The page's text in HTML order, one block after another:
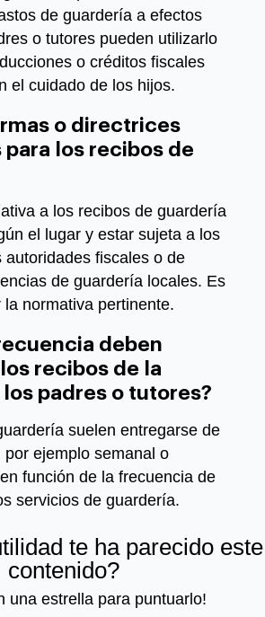
de guardería a efectos
o tutores pueden utilizarlo
o créditos fiscales
el cuidado de los hijos.
o directrices
los recibos de
a los recibos de guardería
el lugar y estar sujeta a los
autoridades fiscales o de
de guardería locales. Es
normativa pertinente.
deben
recibos de la
padres o tutores?
suelen entregarse de
ejemplo semanal o
función de la frecuencia de
servicios de guardería.
te ha parecido este
contenido?
una estrella para puntuarlo!